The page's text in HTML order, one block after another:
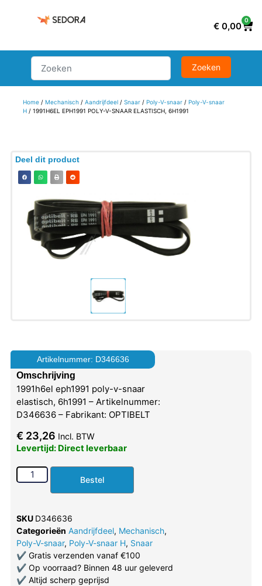
€ 0,00
0
Home/ Mechanisch/ Aandrijfdeel/ Snaar/ Poly-V-snaar/ Poly-V-snaar
H/ 1991H6EL EPH1991 POLY-V-SNAAR ELASTISCH, 6H1991
Deel dit product
Artikelnummer: D346636
Omschrijving
1991h6el eph1991 poly-v-snaar
elastisch, 6h1991 – Artikelnummer:
D346636 – Fabrikant: OPTIBELT
€ 23,26 Incl. BTW
Levertijd: Direct leverbaar
Bestel
SKU D346636
Categorieën Aandrijfdeel, Mechanisch,
Poly-V-snaar, Poly-V-snaar H, Snaar
✔Gratis verzenden vanaf €100
✔Op voorraad? Binnen 48 uur geleverd
✔Altijd scherp geprijsd